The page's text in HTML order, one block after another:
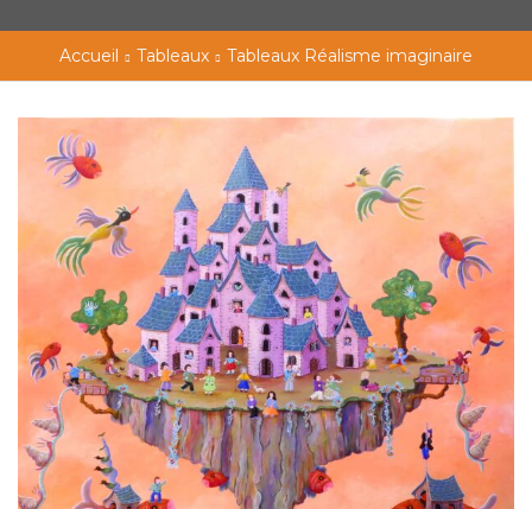
Accueil Tableaux Tableaux Réalisme imaginaire